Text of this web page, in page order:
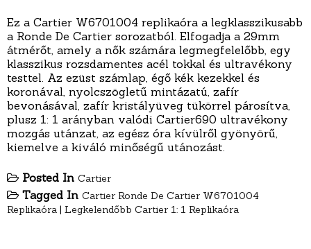
Ez a Cartier W6701004 replikaóra a legklasszikusabb
a Ronde De Cartier sorozatból. Elfogadja a 29mm
átmérőt, amely a nők számára legmegfelelőbb, egy
klasszikus rozsdamentes acél tokkal és ultravékony
testtel. Az ezüst számlap, égő kék kezekkel és
koronával, nyolcszögletű mintázatú, zafír
bevonásával, zafír kristályüveg tükörrel párosítva,
plusz 1: 1 arányban valódi Cartier690 ultravékony
mozgás utánzat, az egész óra kívülről gyönyörű,
kiemelve a kiváló minőségű utánozást.
Posted In Cartier
Tagged In Cartier Ronde De Cartier W6701004
Replikaóra | Legkelendőbb Cartier 1: 1 Replikaóra